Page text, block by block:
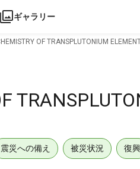
ギャラリー
OF TRANSPLUTONIUM
震災への備え 被災状況 復興